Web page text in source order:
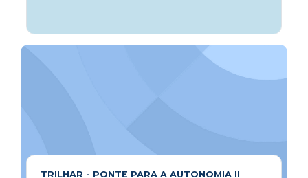
TRILHAR - PONTE PARA A AUTONOMIA II